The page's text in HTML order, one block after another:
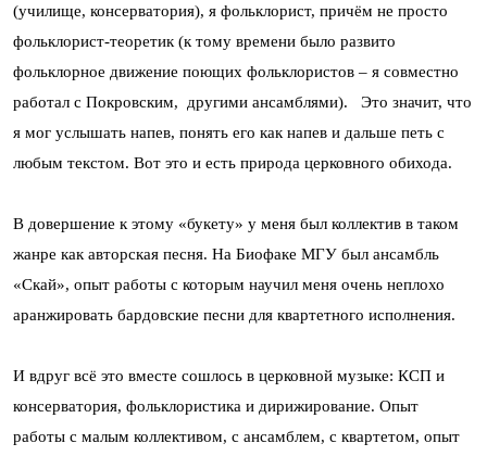
(училище, консерватория), я фольклорист, причём не просто
фольклорист-теоретик (к тому времени было развито
фольклорное движение поющих фольклористов – я совместно
работал с Покровским, другими ансамблями). Это значит, что
я мог услышать напев, понять его как напев и дальше петь с
любым текстом. Вот это и есть природа церковного обихода.
В довершение к этому «букету» у меня был коллектив в таком
жанре как авторская песня. На Биофаке МГУ был ансамбль
«Скай», опыт работы с которым научил меня очень неплохо
аранжировать бардовские песни для квартетного исполнения.
И вдруг всё это вместе сошлось в церковной музыке: КСП и
консерватория, фольклористика и дирижирование. Опыт
работы с малым коллективом, с ансамблем, с квартетом, опыт